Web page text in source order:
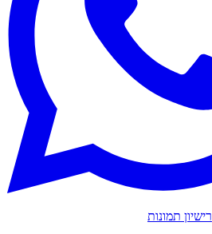
רישיון תמונות